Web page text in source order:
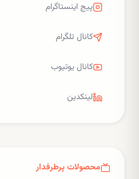
پیج اینستاگرام
کانال تلگرام
کانال یوتیوب
لینکدین
محصولات پرطرفدار